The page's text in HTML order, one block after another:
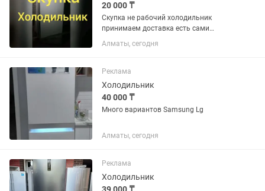
20 000 ₸
Скупка не рабочий холодильник
принимаем доставка есть сами
забирём
Алматы, сегодня
Реклама
Холодильник
40 000 ₸
Много вариантов Samsung Lg
Алматы, сегодня
Реклама
Холодильник